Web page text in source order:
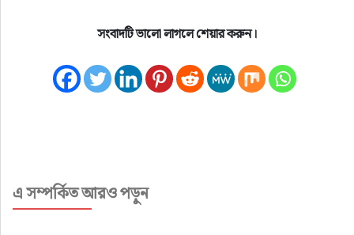
সংবাদটি ভালো লাগলে শেয়ার করুন।
এ সম্পর্কিত আরও পড়ুন